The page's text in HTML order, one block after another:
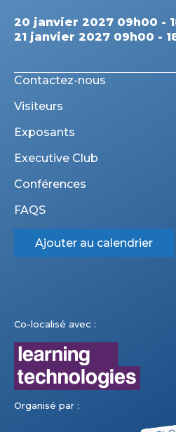
20 janvier 2027 09h00 -
21 janvier 2027 09h00 -
Contactez-nous
Visiteurs
Exposants
Executive Club
Conférences
FAQS
Ajouter au calendrier
Co-localisé avec :
Organisé par :